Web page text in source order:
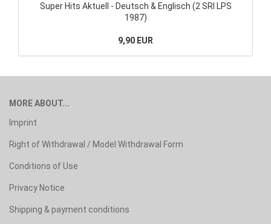
Super Hits Aktuell - Deutsch & Englisch (2 SRI LPS
1987)
9,90 EUR
MORE ABOUT...
Imprint
Right of Withdrawal / Model Withdrawal Form
Conditions of Use
Privacy Notice
Shipping & payment conditions